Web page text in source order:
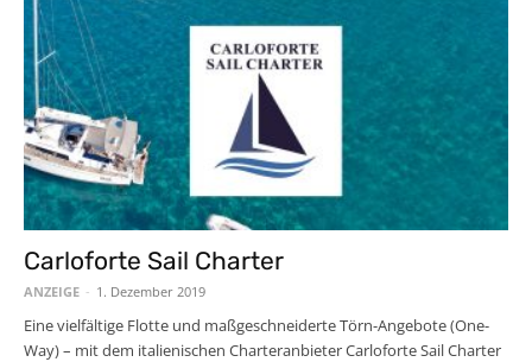
Carloforte Sail Charter
ANZEIGE - 1. Dezember 2019
Eine vielfältige Flotte und maßgeschneiderte Törn-Angebote (One-
Way) – mit dem italienischen Charteranbieter Carloforte Sail Charter